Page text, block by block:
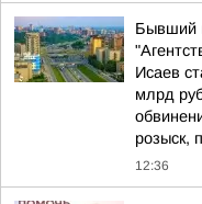
Бывший
Исаев
млрд
розыск,
12:36